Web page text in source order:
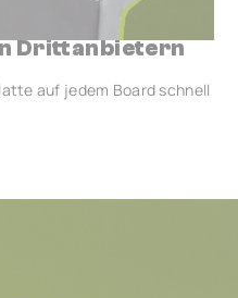
Drittanbietern
auf jedem Board schnell